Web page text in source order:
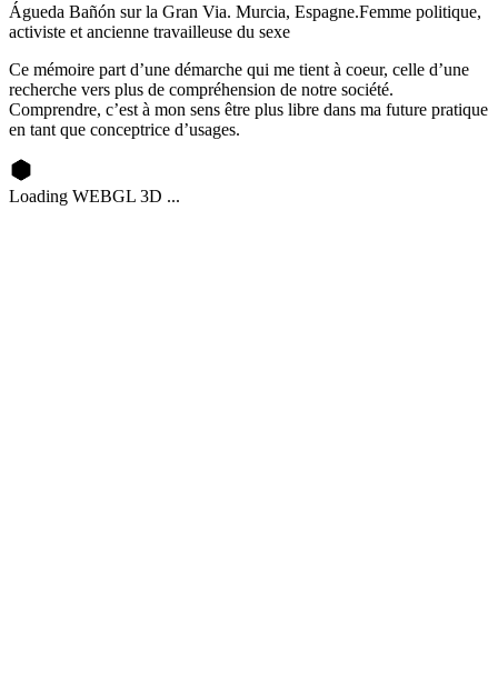
Águeda Bañón sur la Gran Via. Murcia, Espagne.Femme politique,
activiste et ancienne travailleuse du sexe
Ce mémoire part d’une démarche qui me tient à coeur, celle d’une
recherche vers plus de compréhension de notre société.
Comprendre, c’est à mon sens être plus libre dans ma future pratique
en tant que conceptrice d’usages.
Loading WEBGL 3D ...